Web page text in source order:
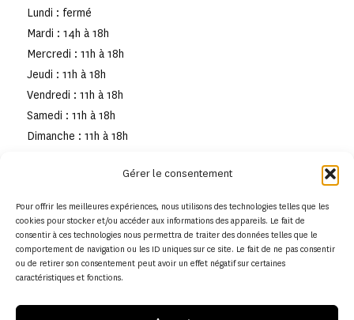
Gérer le consentement
Pour offrir les meilleures expériences, nous utilisons des technologies telles que les
cookies pour stocker et/ou accéder aux informations des appareils. Le fait de
consentir à ces technologies nous permettra de traiter des données telles que le
comportement de navigation ou les ID uniques sur ce site. Le fait de ne pas consentir
ou de retirer son consentement peut avoir un effet négatif sur certaines
caractéristiques et fonctions.
Lundi : fermé
Mardi : 14h à 18h
Mercredi : 11h à 18h
Jeudi : 11h à 18h
Vendredi : 11h à 18h
Samedi : 11h à 18h
Dimanche : 11h à 18h